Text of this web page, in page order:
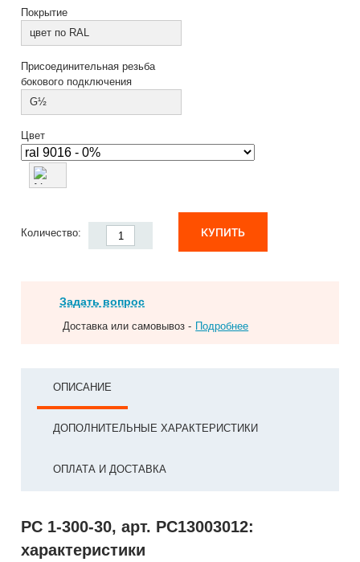
Покрытие
цвет по RAL
Присоединительная резьба
бокового подключения
G½
Цвет
Количество: КУПИТЬ
Задать вопрос
Доставка или самовывоз - Подробнее
ОПИСАНИЕ
ДОПОЛНИТЕЛЬНЫЕ ХАРАКТЕРИСТИКИ
ОПЛАТА И ДОСТАВКА
РС 1-300-30, арт. РС13003012:
характеристики